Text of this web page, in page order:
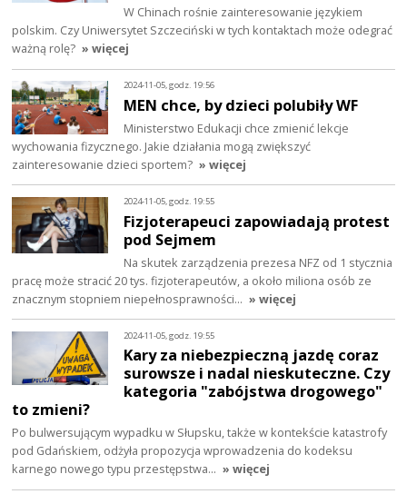
W Chinach rośnie zainteresowanie językiem
polskim. Czy Uniwersytet Szczeciński w tych kontaktach może odegrać
ważną rolę? » więcej
2024-11-05, godz. 19:56
MEN chce, by dzieci polubiły WF
Ministerstwo Edukacji chce zmienić lekcje
wychowania fizycznego. Jakie działania mogą zwiększyć
zainteresowanie dzieci sportem? » więcej
2024-11-05, godz. 19:55
Fizjoterapeuci zapowiadają protest
pod Sejmem
Na skutek zarządzenia prezesa NFZ od 1 stycznia
pracę może stracić 20 tys. fizjoterapeutów, a około miliona osób ze
znacznym stopniem niepełnosprawności… » więcej
2024-11-05, godz. 19:55
Kary za niebezpieczną jazdę coraz
surowsze i nadal nieskuteczne. Czy
kategoria "zabójstwa drogowego"
to zmieni?
Po bulwersującym wypadku w Słupsku, także w kontekście katastrofy
pod Gdańskiem, odżyła propozycja wprowadzenia do kodeksu
karnego nowego typu przestępstwa… » więcej